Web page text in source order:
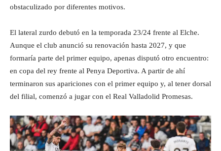
obstaculizado por diferentes motivos.
El lateral zurdo debutó en la temporada 23/24 frente al Elche.
Aunque el club anunció su renovación hasta 2027, y que
formaría parte del primer equipo, apenas disputó otro encuentro:
en copa del rey frente al Penya Deportiva. A partir de ahí
terminaron sus apariciones con el primer equipo y, al tener dorsal
del filial, comenzó a jugar con el Real Valladolid Promesas.